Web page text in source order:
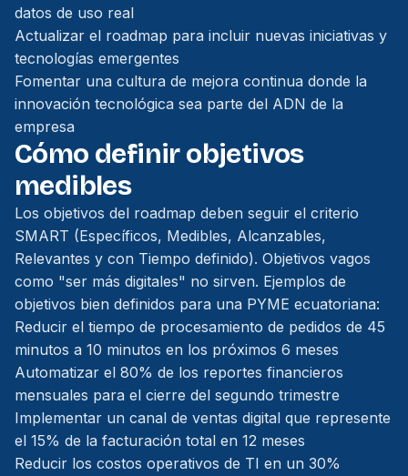
datos de uso real
Actualizar el roadmap para incluir nuevas iniciativas y
tecnologías emergentes
Fomentar una cultura de mejora continua donde la
innovación tecnológica sea parte del ADN de la
empresa
Cómo definir objetivos
medibles
Los objetivos del roadmap deben seguir el criterio
SMART (Específicos, Medibles, Alcanzables,
Relevantes y con Tiempo definido). Objetivos vagos
como "ser más digitales" no sirven. Ejemplos de
objetivos bien definidos para una PYME ecuatoriana:
Reducir el tiempo de procesamiento de pedidos de 45
minutos a 10 minutos en los próximos 6 meses
Automatizar el 80% de los reportes financieros
mensuales para el cierre del segundo trimestre
Implementar un canal de ventas digital que represente
el 15% de la facturación total en 12 meses
Reducir los costos operativos de TI en un 30%